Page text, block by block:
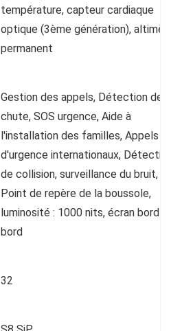
température, capteur cardiaque
optique (3ème génération),
permanent
Gestion des appels, Détection de
chute, SOS urgence, Aide à
l'installation des familles, Appels
d'urgence internationaux,
de collision, surveillance du bruit,
Point de repère de la boussole,
luminosité : 1000 nits, écran bord à
bord
32